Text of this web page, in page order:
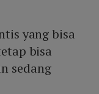
yang bisa
bisa
sedang